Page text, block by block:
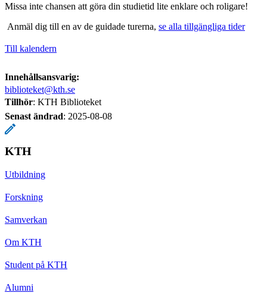
Missa inte chansen att göra din studietid lite enklare och roligare!
Anmäl dig till en av de guidade turerna, se alla tillgängliga tider
Till kalendern
Innehållsansvarig:
biblioteket@kth.se
Tillhör: KTH Biblioteket
Senast ändrad: 2025-08-08
KTH
Utbildning
Forskning
Samverkan
Om KTH
Student på KTH
Alumni